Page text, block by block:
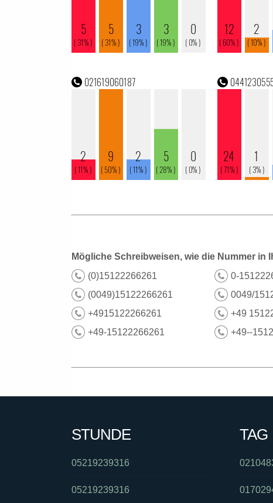
Mögliche Schreibweisen, wie die Nummer in
(0)15122266261
0-
(0049)15122266261
0049/
+4915122266261
+49
+49-15122266261
+49--
STUNDE
05219239316
05219239316
TAG